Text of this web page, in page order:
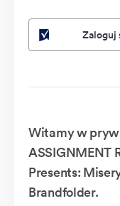
Zaloguj
Witamy w
ASSIGNMENT
Presents:
Brandfolder.